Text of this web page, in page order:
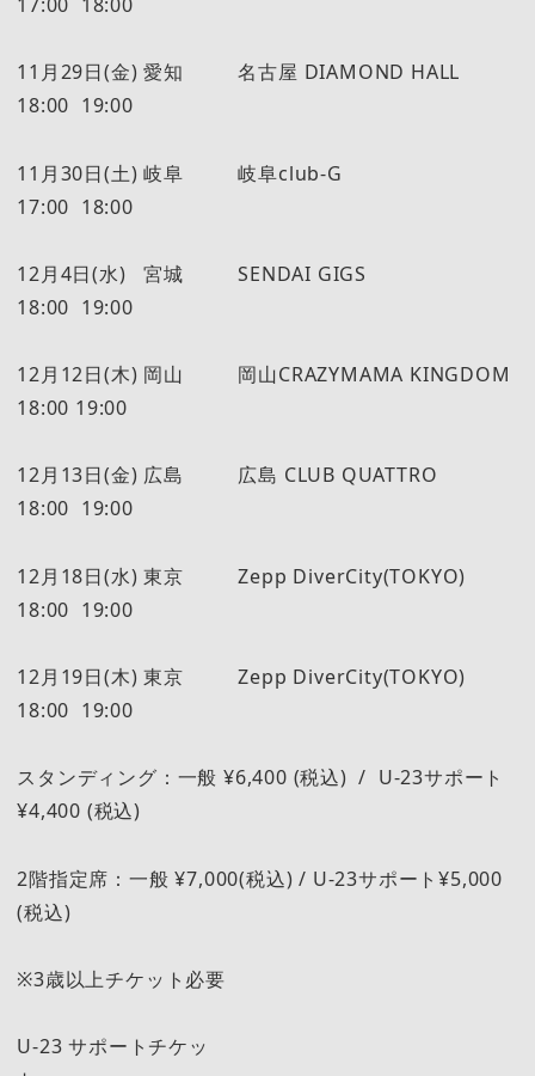
11月29日(金) 愛知 名古屋 DIAMOND HALL
18:00 19:00
11月30日(土) 岐阜 岐阜club-G
17:00 18:00
12月4日(水) 宮城 SENDAI GIGS
18:00 19:00
12月12日(木) 岡山 岡山CRAZYMAMA KINGDOM
18:00 19:00
12月13日(金) 広島 広島 CLUB QUATTRO
18:00 19:00
12月18日(水) 東京 Zepp DiverCity(TOKYO)
18:00 19:00
12月19日(木) 東京 Zepp DiverCity(TOKYO)
18:00 19:00
スタンディング：一般 ¥6,400 (税込) / U-23サポート
¥4,400 (税込)
2階指定席：一般 ¥7,000(税込) / U-23サポート¥5,000
(税込)
※3歳以上チケット必要
U-23 サポートチケッ